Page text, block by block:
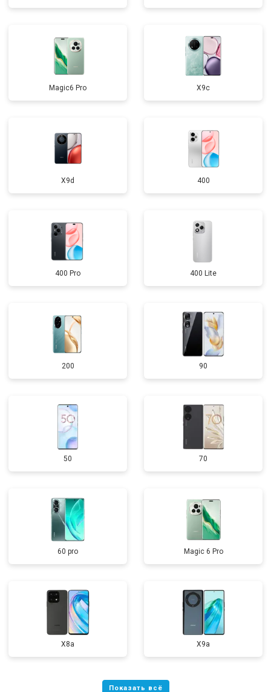
Magic6 Pro X9c
X9d 400
400 Pro 400 Lite
200 90
50 70
60 pro Magic 6 Pro
X8a X9a